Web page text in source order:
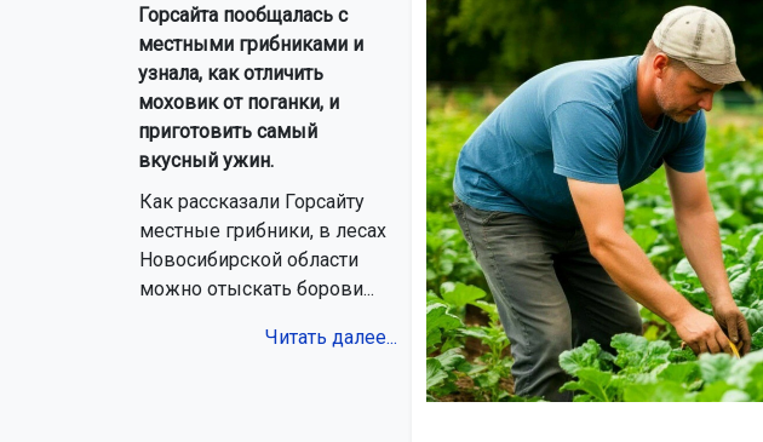
Горсайта пообщалась с
местными грибниками и
узнала, как отличить
моховик от поганки, и
приготовить самый
вкусный ужин.
Как рассказали Горсайту
местные грибники, в лесах
Новосибирской области
можно отыскать борови...
Читать далее...